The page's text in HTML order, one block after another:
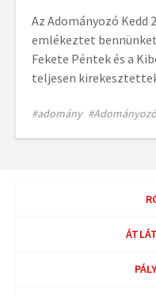
Az Adományozó Kedd
emlékeztet
Fekete Péntek és a
teljesen
#adomány